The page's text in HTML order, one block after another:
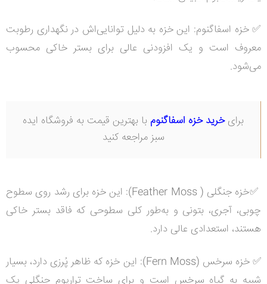
✅خزه اسفاگنوم: این خزه به دلیل توانایی‌اش در نگهداری رطوبت
معروف است و یک افزودنی عالی برای بستر خاکی محسوب
می‌شود.
برایخرید خزه اسفاگنوم با بهترین قیمت به فروشگاه ایده
سبز مراجعه کنید
✅خزه جنگلی (Feather Moss
): این خزه برای رشد روی سطوح
چوبی، آجری، بتونی و به‌طور کلی سطوحی که فاقد بستر خاکی
هستند، استعدادی عالی دارد.
✅خزه سرخس (Fern Moss
): این خزه که ظاهر پُرزی دارد، بسیار
شبیه به گیاه سرخس است و برای ساخت تراریوم جنگلی یک